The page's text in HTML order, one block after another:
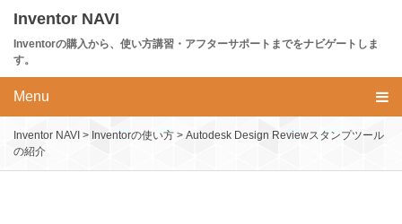
content
Inventor NAVI
Inventorの購入から、使い方講習・アフターサポートまでをナビゲートしま
す。
Menu
Inventor NAVI > Inventorの使い方 > Autodesk Design Reviewスタンプツール
の紹介